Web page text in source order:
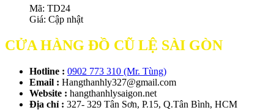
Mã: TD24
Giá: Cập nhật
CỬA HÀNG ĐỒ CŨ LỆ SÀI GÒN
Hotline : 0902 773 310 (Mr. Tùng)
Email : Hangthanhly327@gmail.com
Website : hangthanhlysaigon.net
Địa chỉ : 327- 329 Tân Sơn, P.15, Q.Tân Bình, HCM